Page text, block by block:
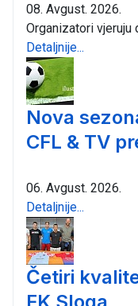
08. Avgust. 2026.
Organizatori vjeruju
Detaljnije...
Nova
CFL & TV
06. Avgust. 2026.
Detaljnije...
Četiri